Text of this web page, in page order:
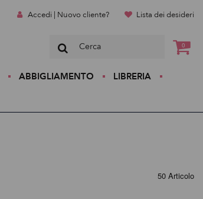
Accedi | Nuovo cliente? Lista dei desideri
0
ABBIGLIAMENTO
LIBRERIA
50 Articolo